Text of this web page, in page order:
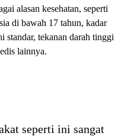
alasan kesehatan, seperti
di bawah 17 tahun, kadar
standar, tekanan darah tinggi
lainnya.
seperti ini sangat